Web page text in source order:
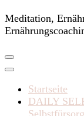
Meditation,
Startseite
DAILY